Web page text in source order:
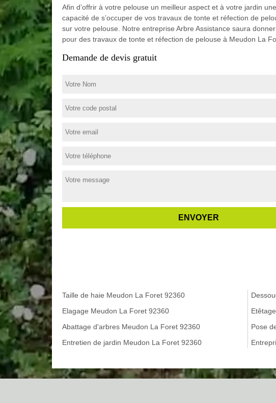
Afin d’offrir à votre pelouse un meilleur aspect et à votre jardin
capacité de s’occuper de vos travaux de tonte et réfection de
sur votre pelouse. Notre entreprise Arbre Assistance saura
pour des travaux de tonte et réfection de pelouse à Meudon La
Demande de devis gratuit
Taille de haie Meudon La Foret 92360
Elagage Meudon La Foret 92360
Abattage d'arbres Meudon La Foret 92360
Entretien de jardin Meudon La Foret 92360
Pose